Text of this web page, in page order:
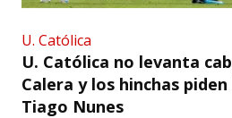
U. Católica
U. Católica no levanta
Calera y los hinchas
Tiago Nunes